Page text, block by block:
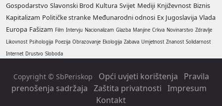
Gospodarstvo Slavonski Brod Kultura Svijet Mediji Književnost Biznis
Kapitalizam Političke stranke Međunarodni odnosi Ex Jugoslavija Vlada
Europa Fašizam Film Intervju Nacionalizam Glazba Manjine Crkva Novinarstvo Zdravlje
Likovnost Psihologija Poezija Obrazovanje Ekologija Zabava Umjetnost Znanost Solidarnost
Internet Drustvo Sloboda
Copyright © SbPeriskop Opći uvjeti korištenja
Pravila
prenošenja sadržaja Zaštita privatnosti Impresum
Kontakt